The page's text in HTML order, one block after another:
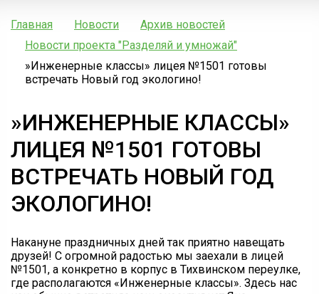
Главная Новости
Архив новостей
Новости проекта "Разделяй и умножай"
»Инженерные классы» лицея №1501 готовы
встречать Новый год экологино!
»ИНЖЕНЕРНЫЕ КЛАССЫ»
ЛИЦЕЯ №1501 ГОТОВЫ
ВСТРЕЧАТЬ НОВЫЙ ГОД
ЭКОЛОГИНО!
Накануне праздничных дней так приятно навещать
друзей! С огромной радостью мы заехали в лицей
№1501, а конкретно в корпус в Тихвинском переулке,
где располагаются «Инженерные классы». Здесь нас